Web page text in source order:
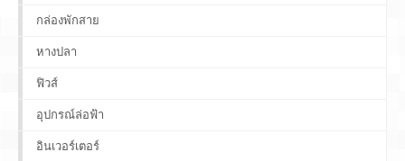
กล่องพักสาย
หางปลา
ฟิวส์
อุปกรณ์ล่อฟ้า
อินเวอร์เตอร์